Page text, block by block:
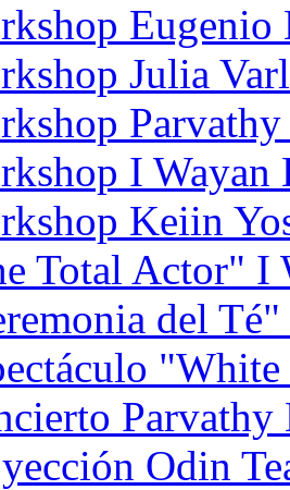
Eugenio
Julia
I Wayan
Keiin
Total Actor" I
del
Parvathy
Odin